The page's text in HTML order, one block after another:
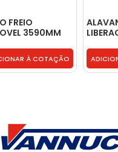
FREIO
3590MM
À COTAÇÃO
COM